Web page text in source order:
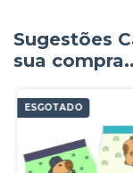
Sugestões
sua
ESGOTADO